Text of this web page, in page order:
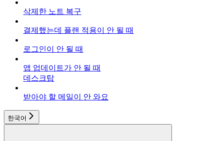
삭제한 노트 복구
결제했는데 플랜 적용이 안 될 때
로그인이 안 될 때
앱 업데이트가 안 될 때
데스크탑
받아야 할 메일이 안 와요
한국어